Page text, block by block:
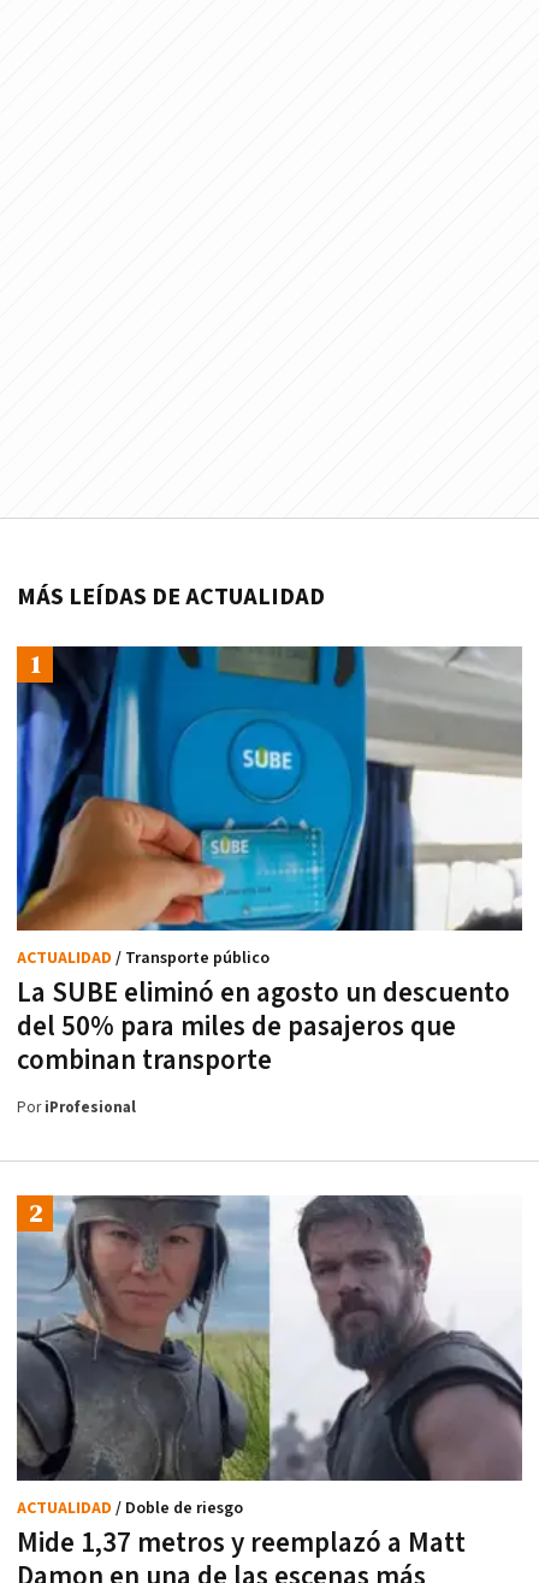
MÁS LEÍDAS DE ACTUALIDAD
La SUBE eliminó en agosto un descuento
del 50% para miles de pasajeros que
combinan transporte
ACTUALIDAD / Transporte público
PoriProfesional
Mide 1,37 metros y reemplazó a Matt
ACTUALIDAD / Doble de riesgo